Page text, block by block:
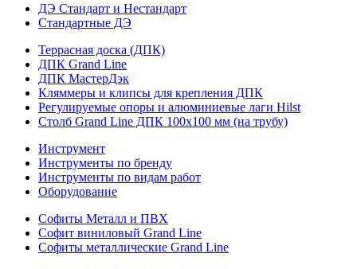
ДЭ Стандарт и Нестандарт
Стандартные ДЭ
Террасная доска (ДПК)
ДПК Grand Line
ДПК МастерДэк
Кляммеры и клипсы для крепления ДПК
Регулируемые опоры и алюминиевые лаги Hilst
Столб Grand Line ДПК 100х100 мм (на трубу)
Инструмент
Инструменты по бренду
Инструменты по видам работ
Оборудование
Софиты Металл и ПВХ
Софит виниловый Grand Line
Софиты металлические Grand Line